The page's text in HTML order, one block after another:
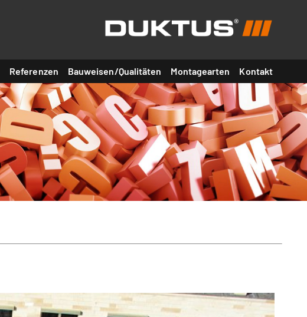
Referenzen Bauweisen/Qualitäten Montagearten Kontakt